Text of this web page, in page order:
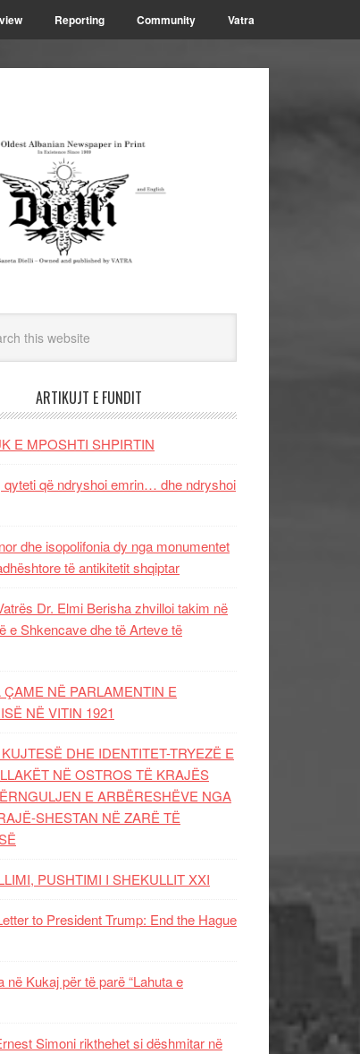
Reporting Community Vatra
ARTIKUJT E FUNDIT
E MPOSHTI SHPIRTIN
qyteti që ndryshoi emrin… dhe ndryshoi
dhe isopolifonia dy nga monumentet
të antikitetit shqiptar
Dr. Elmi Berisha zhvilloi takim në
e Shkencave dhe të Arteve të
NË PARLAMENTIN E
NË VITIN 1921
DHE IDENTITET-TRYEZË E
NË OSTROS TË KRAJËS
E ARBËRESHËVE NGA
SHESTAN NË ZARË TË
PUSHTIMI I SHEKULLIT XXI
to President Trump: End the Hague
në Kukaj për të parë “Lahuta e
Simoni rikthehet si dëshmitar në